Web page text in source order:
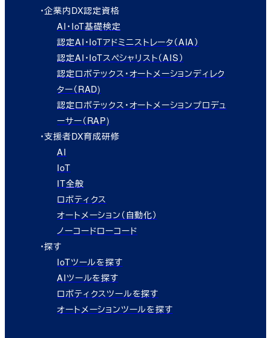
・企業内DX認定資格
AI・IoT基礎検定
認定AI・IoTアドミニストレータ（AIA）
認定AI・IoTスペシャリスト（AIS）
認定ロボテックス・オートメーションディレク
ター（RAD)
認定ロボテックス・オートメーションプロデュ
ーサー（RAP)
・支援者DX育成研修
AI
IoT
IT全般
ロボティクス
オートメーション（自動化）
ノーコードローコード
・探す
IoTツールを探す
AIツールを探す
ロボティクスツールを探す
オートメーションツールを探す